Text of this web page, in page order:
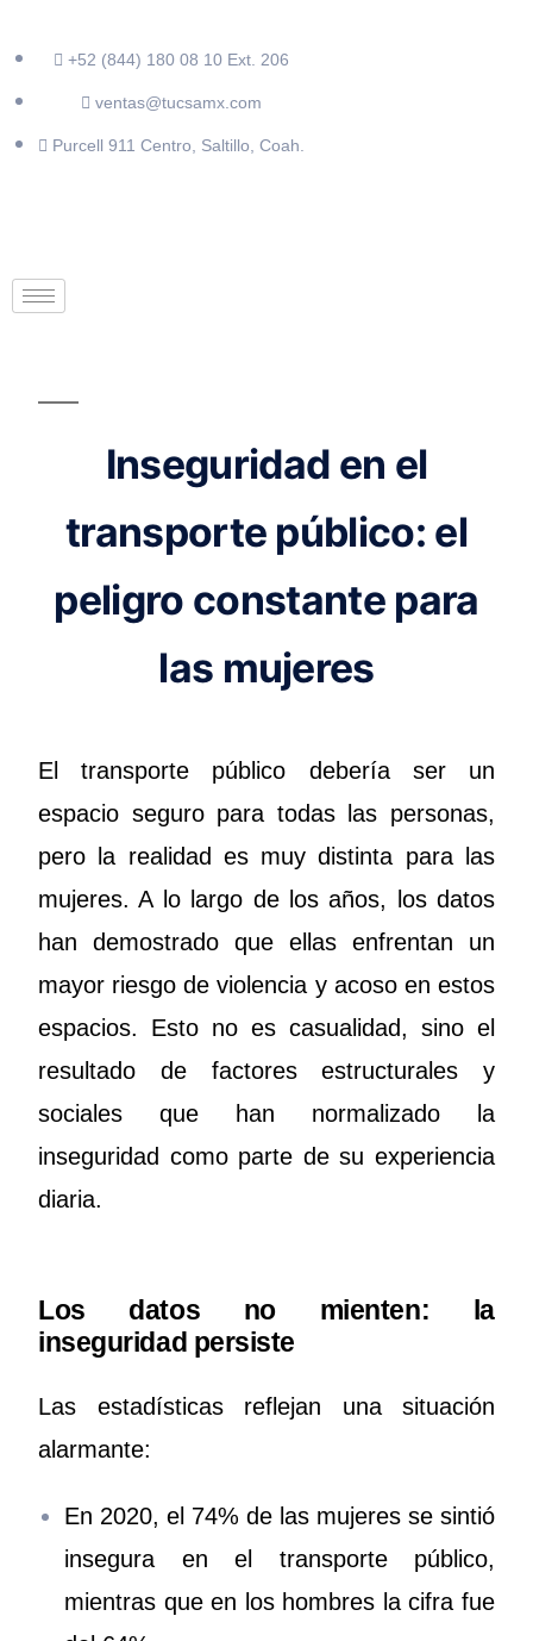
+52 (844) 180 08 10 Ext. 206
ventas@tucsamx.com
Purcell 911 Centro, Saltillo, Coah.
Inseguridad en el
transporte público: el
peligro constante para
las mujeres
El transporte público debería ser un
espacio seguro para todas las personas,
pero la realidad es muy distinta para las
mujeres. A lo largo de los años, los datos
han demostrado que ellas enfrentan un
mayor riesgo de violencia y acoso en estos
espacios. Esto no es casualidad, sino el
resultado de factores estructurales y
sociales que han normalizado la
inseguridad como parte de su experiencia
diaria.
Los datos no mienten: la
inseguridad persiste
Las estadísticas reflejan una situación
alarmante:
En 2020, el 74% de las mujeres se sintió
insegura en el transporte público,
mientras que en los hombres la cifra fue